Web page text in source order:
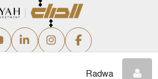
Radwa